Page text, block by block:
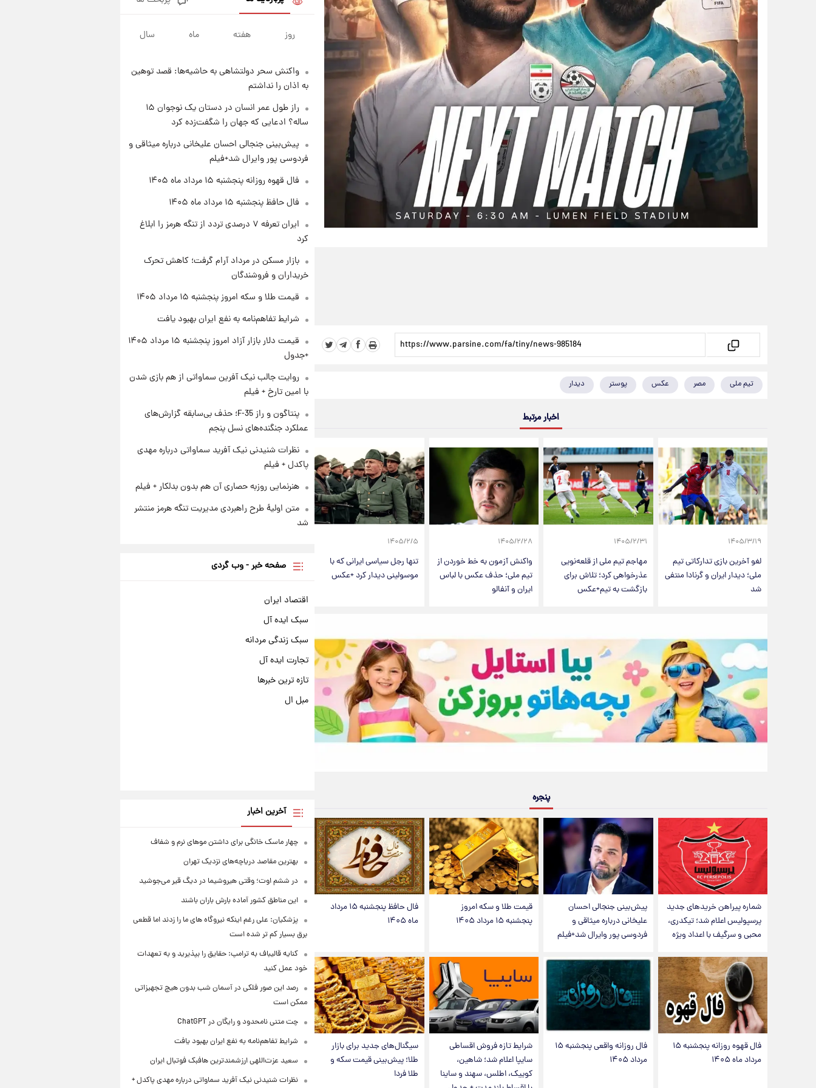
تیم ملی مصر عکس پوستر دیدار
اخبار مرتبط
۱۴۰۵/۳/۱۹
لغو آخرین بازی تدارکاتی تیم
ملی؛ دیدار ایران و گرنادا منتفی
شد
۱۴۰۵/۲/۳۱
مهاجم تیم ملی از قلعه‌نویی
عذرخواهی کرد؛ تلاش برای
بازگشت به تیم+عکس
۱۴۰۵/۲/۲۸
واکنش آزمون به خط خوردن از
تیم ملی؛ حذف عکس با لباس
ایران و آنفالو
۱۴۰۵/۲/۵
تنها رجل سیاسی ایرانی که با
موسولینی دیدار کرد +عکس
پنجره
شماره پیراهن خریدهای جدید
پرسپولیس اعلام شد؛ تیکدری،
محبی و سرگیف با اعداد ویژه
پیش‌بینی جنجالی احسان
علیخانی درباره میثاقی و
فردوسی پور وایرال شد+فیلم
قیمت طلا و سکه امروز
پنجشنبه ۱۵ مرداد ۱۴۰۵
فال حافظ پنجشنبه ۱۵ مرداد
ماه ۱۴۰۵
فال قهوه روزانه پنجشنبه ۱۵
مرداد ماه ۱۴۰۵
فال روزانه واقعی پنجشنبه ۱۵
مرداد ۱۴۰۵
شرایط تازه فروش اقساطی
سایپا اعلام شد؛ شاهین،
کوییک، اطلس، سهند و ساینا
سیگنال‌های جدید برای بازار
طلا؛ پیش‌بینی قیمت سکه و
طلا فردا
فال قهوه روزانه پنجشنبه ۱۵ مرداد
ماه ۱۴۰۵
۱ روز پیش
چهارشنبه ۱۴ مرداد + جدول
۱ روز پیش
تولید سایپا؛ نام خودرو، مبلغ پیش
پرداخت و زمان تحویل | سود
مشارکت چند درصد است؟
روز هفته ماه سال
واکنش سحر دولتشاهی به حاشیه‌ها: قصد توهین
به اذان را نداشتم
راز طول عمر انسان در دستان یک نوجوان ۱۵
ساله؟ ادعایی که جهان را شگفت‌زده کرد
پیش‌بینی جنجالی احسان علیخانی درباره میثاقی و
فردوسی پور وایرال شد+فیلم
فال قهوه روزانه پنجشنبه ۱۵ مرداد ماه ۱۴۰۵
فال حافظ پنجشنبه ۱۵ مرداد ماه ۱۴۰۵
ایران تعرفه ۷ درصدی تردد از تنگه هرمز را ابلاغ
کرد
بازار مسکن در مرداد آرام گرفت؛ کاهش تحرک
خریداران و فروشندگان
قیمت طلا و سکه امروز پنجشنبه ۱۵ مرداد ۱۴۰۵
شرایط تفاهم‌نامه به نفع ایران بهبود یافت
قیمت دلار بازار آزاد امروز پنجشنبه ۱۵ مرداد ۱۴۰۵
+جدول
روایت جالب نیک آفرین سماواتی از هم بازی شدن
با امین تارخ + فیلم
پنتاگون و راز F-35؛ حذف بی‌سابقه گزارش‌های
عملکرد جنگنده‌های نسل پنجم
نظرات شنیدنی نیک آفرید سماواتی درباره مهدی
پاکدل + فیلم
هنرنمایی روزبه حصاری آن هم بدون بدلکار + فیلم
متن اولیۀ طرح راهبردی مدیریت تنگه هرمز منتشر
شد
صفحه خبر - وب گردی
اقتصاد ایران
سبک ایده آل
سبک زندگی مردانه
تجارت ایده آل
تازه ترین خبرها
مبل ال
آخرین اخبار
چهار ماسک خانگی برای داشتن موهای نرم و شفاف
بهترین مقاصد دریاچه‌های نزدیک تهران
در ششم اوت؛ وقتی هیروشیما در دیگ قیر می‌جوشید
این مناطق کشور آماده بارش باران باشند
پزشکیان: علی رغم اینکه نیروگاه های ما را زدند اما قطعی
برق بسیار کم تر شده است
کنایه قالیباف به ترامپ: حقایق را بپذیرید و به تعهدات
خود عمل کنید
رصد این صور فلکی در آسمان شب بدون هیچ تجهیزاتی
ممکن است
چت متنی نامحدود و رایگان در ChatGPT
شرایط تفاهم‌نامه به نفع ایران بهبود یافت
سعید عزت‌اللهی ارزشمندترین هافبک فوتبال ایران
نظرات شنیدنی نیک آفرید سماواتی درباره مهدی پاکدل +